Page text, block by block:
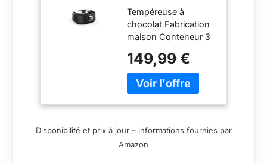
kg)
Professionnelle –
Chocolatière
avec Thermostat
Réglable,
Maintien au
Chaud, Fonte
Rapide –
Chocolat pour
Pâtisserie,
Tempéreuse à
chocolat Fabrication
maison Conteneur 3
149,99 €
Disponibilité et prix à jour – informations fournies par
Amazon